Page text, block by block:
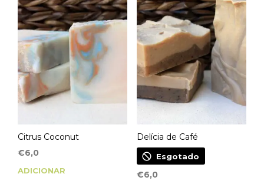
Citrus Coconut
€6,0
ADICIONAR
Delícia de Café
Esgotado
€6,0